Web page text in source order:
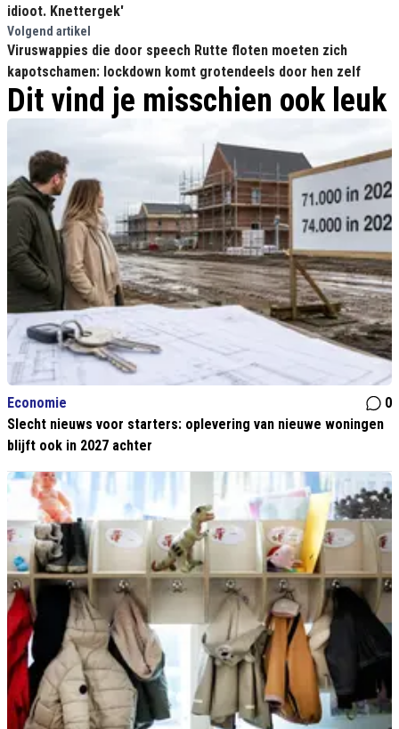
idioot. Knettergek'
Volgend artikel
Viruswappies die door speech Rutte floten moeten zich
kapotschamen: lockdown komt grotendeels door hen zelf
Dit vind je misschien ook leuk
Economie
0
Slecht nieuws voor starters: oplevering van nieuwe woningen
blijft ook in 2027 achter